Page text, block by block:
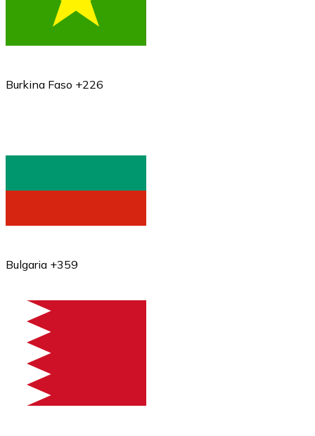
Burkina Faso +226
Bulgaria +359